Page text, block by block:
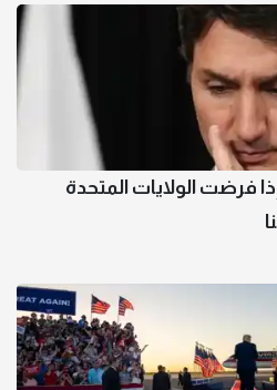
فرضت الولايات المتحدة